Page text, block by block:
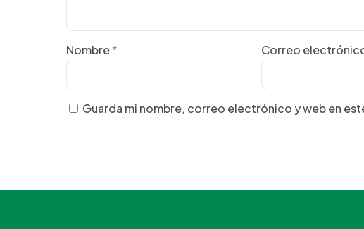
Nombre* Correo
Guarda mi nombre, correo electrónico y web en